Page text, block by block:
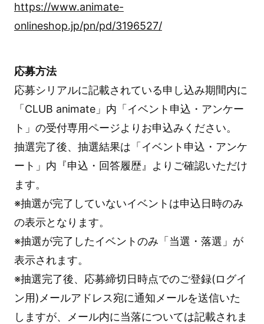
https://www.animate-
onlineshop.jp/pn/pd/3196527/
応募方法
応募シリアルに記載されている申し込み期間内に
「CLUB animate」内「イベント申込・アンケー
ト」の受付専用ページよりお申込みください。
抽選完了後、抽選結果は「イベント申込・アンケ
ート」内『申込・回答履歴』よりご確認いただけ
ます。
※抽選が完了していないイベントは申込日時のみ
の表示となります。
※抽選が完了したイベントのみ「当選・落選」が
表示されます。
※抽選完了後、応募締切日時点でのご登録(ログイ
ン用)メールアドレス宛に通知メールを送信いた
しますが、メール内に当落については記載されま